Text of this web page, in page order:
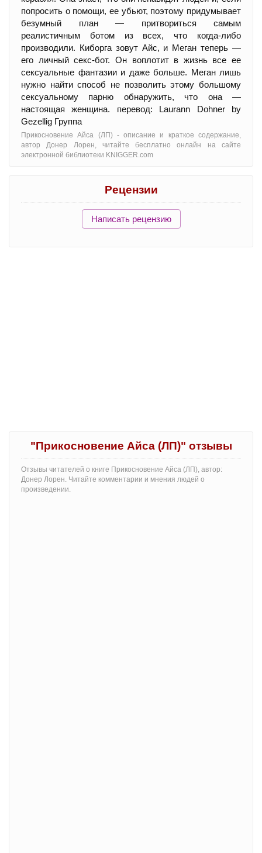
попросить о помощи, ее убьют, поэтому придумывает
безумный план — притвориться самым
реалистичным ботом из всех, что когда-либо
производили. Киборга зовут Айс, и Меган теперь —
его личный секс-бот. Он воплотит в жизнь все ее
сексуальные фантазии и даже больше. Меган лишь
нужно найти способ не позволить этому большому
сексуальному парню обнаружить, что она —
настоящая женщина. перевод: Laurann Dohner by
Gezellig Группа
Прикосновение Айса (ЛП) - oписание и краткое содержание,
автор Донер Лорен, читайте бесплатно онлайн на сайте
электронной библиотеки KNIGGER.com
Рецензии
Написать рецензию
"Прикосновение Айса (ЛП)" отзывы
Отзывы читателей о книге Прикосновение Айса (ЛП), автор:
Донер Лорен. Читайте комментарии и мнения людей о
произведении.